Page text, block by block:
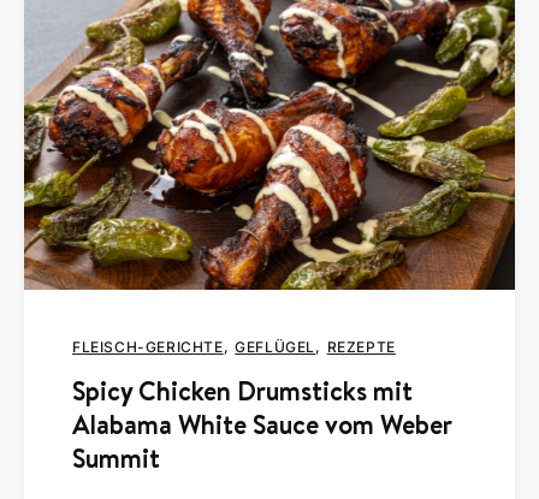
FLEISCH-GERICHTE GEFLÜGEL REZEPTE
Spicy Chicken Drumsticks mit
Alabama White Sauce vom Weber
Summit